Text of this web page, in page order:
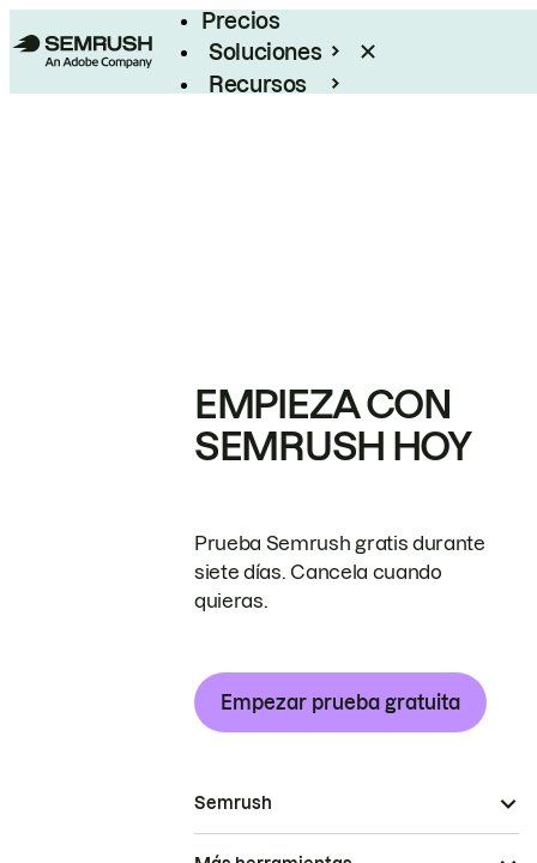
Precios
Soluciones
Recursos
EMPIEZA CON
SEMRUSH HOY
Prueba Semrush gratis durante
siete días. Cancela cuando
quieras.
Empezar prueba gratuita
Semrush